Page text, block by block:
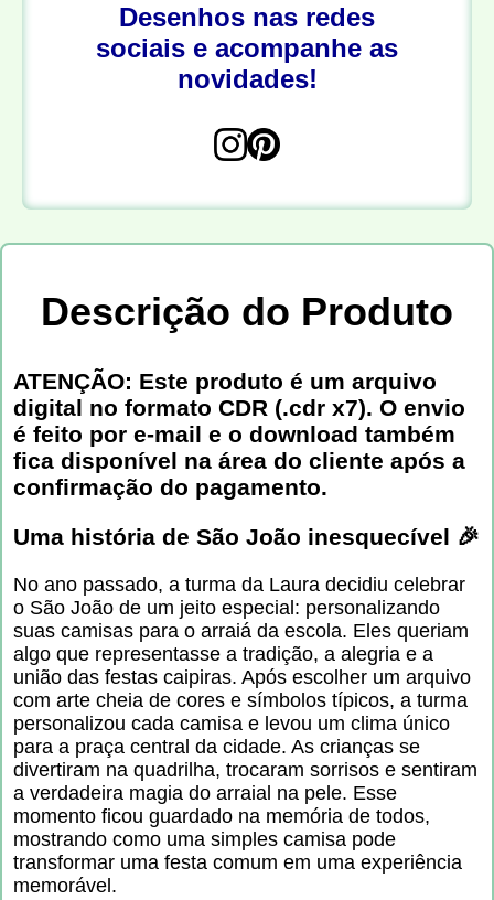
Desenhos nas redes
sociais e acompanhe as
novidades!
Descrição do Produto
ATENÇÃO: Este produto é um arquivo
digital no formato CDR (.cdr x7). O envio
é feito por e-mail e o download também
fica disponível na área do cliente após a
confirmação do pagamento.
Uma história de São João inesquecível 🎉
No ano passado, a turma da Laura decidiu celebrar
o São João de um jeito especial: personalizando
suas camisas para o arraiá da escola. Eles queriam
algo que representasse a tradição, a alegria e a
união das festas caipiras. Após escolher um arquivo
com arte cheia de cores e símbolos típicos, a turma
personalizou cada camisa e levou um clima único
para a praça central da cidade. As crianças se
divertiram na quadrilha, trocaram sorrisos e sentiram
a verdadeira magia do arraial na pele. Esse
momento ficou guardado na memória de todos,
mostrando como uma simples camisa pode
transformar uma festa comum em uma experiência
memorável.